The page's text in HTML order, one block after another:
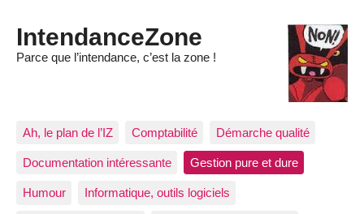
IntendanceZone
Parce que l’intendance, c’est la zone !
Ah, le plan de l’IZ Comptabilité Démarche qualité
Documentation intéressante Gestion pure et dure
Humour Informatique, outils logiciels